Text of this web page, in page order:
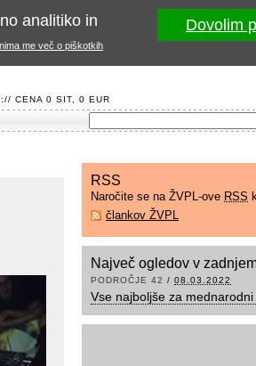
:// CENA 0 SIT, 0 EUR
RSS
Naročite se na ŽVPL-ove RSS
člankov ŽVPL
Največ ogledov v
PODROČJE 42 / 08.03.2022
Vse najboljše za
analitiko in
me več o piškotkih
Dovolim